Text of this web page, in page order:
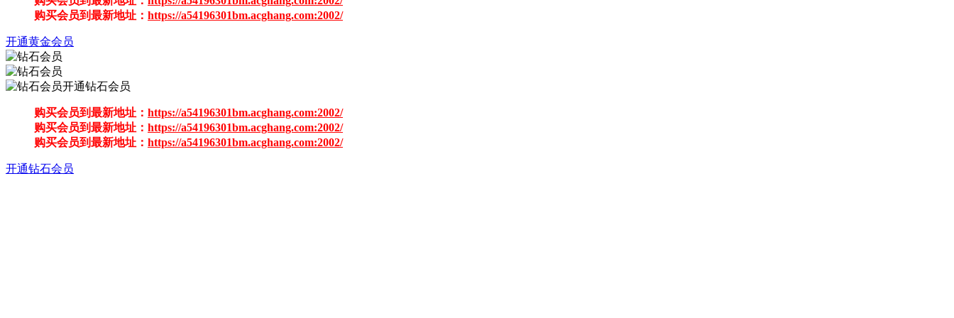
购买会员到最新地址： https://a54196301bm.acghang.com:2002/
开通黄金会员
开通钻石会员
购买会员到最新地址： https://a54196301bm.acghang.com:2002/
购买会员到最新地址： https://a54196301bm.acghang.com:2002/
购买会员到最新地址： https://a54196301bm.acghang.com:2002/
开通钻石会员